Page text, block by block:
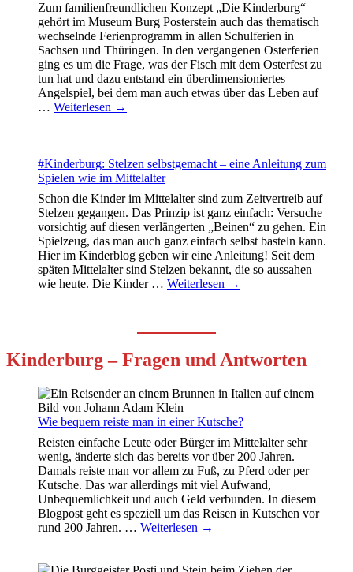
Zum familienfreundlichen Konzept „Die Kinderburg“
gehört im Museum Burg Posterstein auch das thematisch
wechselnde Ferienprogramm in allen Schulferien in
Sachsen und Thüringen. In den vergangenen Osterferien
ging es um die Frage, was der Fisch mit dem Osterfest zu
tun hat und dazu entstand ein überdimensioniertes
Angelspiel, bei dem man auch etwas über das Leben auf
… Weiterlesen →
#Kinderburg: Stelzen selbstgemacht – eine Anleitung zum
Spielen wie im Mittelalter
Schon die Kinder im Mittelalter sind zum Zeitvertreib auf
Stelzen gegangen. Das Prinzip ist ganz einfach: Versuche
vorsichtig auf diesen verlängerten „Beinen“ zu gehen. Ein
Spielzeug, das man auch ganz einfach selbst basteln kann.
Hier im Kinderblog geben wir eine Anleitung! Seit dem
späten Mittelalter sind Stelzen bekannt, die so aussahen
wie heute. Die Kinder … Weiterlesen →
Kinderburg – Fragen und Antworten
Wie bequem reiste man in einer Kutsche?
Reisten einfache Leute oder Bürger im Mittelalter sehr
wenig, änderte sich das bereits vor über 200 Jahren.
Damals reiste man vor allem zu Fuß, zu Pferd oder per
Kutsche. Das war allerdings mit viel Aufwand,
Unbequemlichkeit und auch Geld verbunden. In diesem
Blogpost geht es speziell um das Reisen in Kutschen vor
rund 200 Jahren. … Weiterlesen →